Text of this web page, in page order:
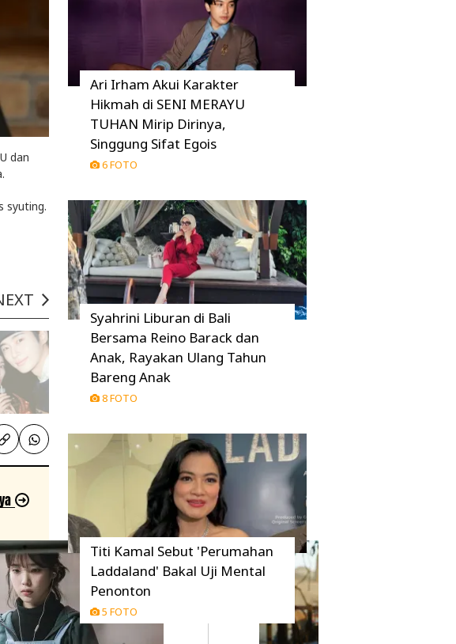
dan
syuting.
Ari Irham Akui Karakter
Hikmah di SENI MERAYU
TUHAN Mirip Dirinya,
Singgung Sifat Egois
6 FOTO
Syahrini Liburan di Bali
Bersama Reino Barack dan
Anak, Rayakan Ulang Tahun
Bareng Anak
8 FOTO
Titi Kamal Sebut 'Perumahan
Laddaland' Bakal Uji Mental
Penonton
5 FOTO